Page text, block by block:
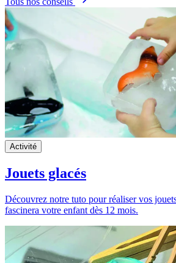
Activité
Jouets glacés
Découvrez notre tuto pour réaliser vos
fascinera votre enfant dès 12 mois.